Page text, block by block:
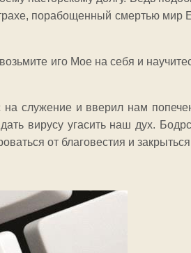
порабощенный смертью мир
иго Мое на себя и
на служение и вверил нам
вирусу угасить наш дух.
от благовестия и